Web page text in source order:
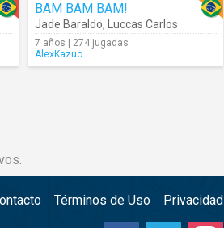
BAM BAM BAM!
Jade Baraldo, Luccas Carlos
7 años | 274 jugadas
AlexKazuo
Términos de Uso Privacidad